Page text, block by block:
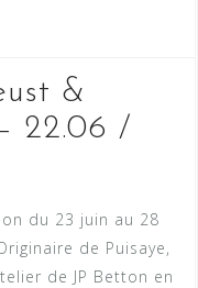
&
22.06 /
du 23 juin au 28
de Puisaye,
de JP Betton en